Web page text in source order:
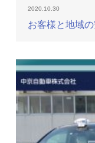
2020.10.30
お客様と地域